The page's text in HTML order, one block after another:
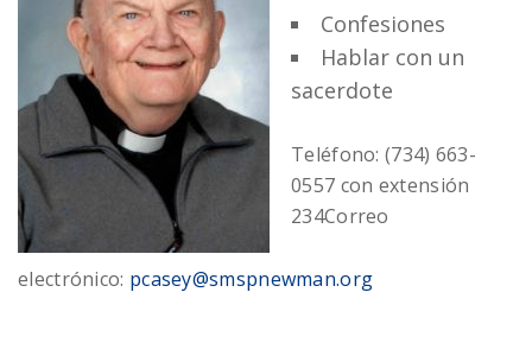
Confesiones
Hablar con un
sacerdote
Teléfono: (734) 663-
0557 con extensión
234Correo
electrónico: pcasey@smspnewman.org